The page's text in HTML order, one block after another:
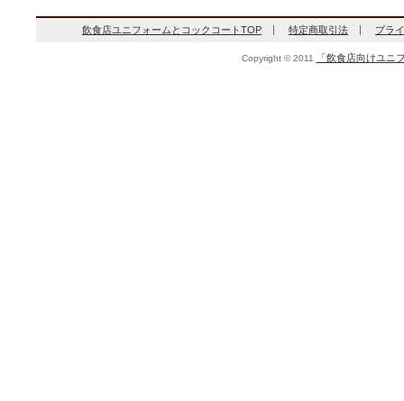
飲食店ユニフォームとコックコートTOP 特定商取引法 プラ
Copyright © 2011 「飲食店向けユニ